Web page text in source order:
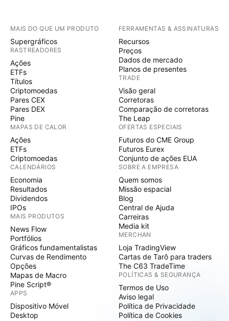
MAIS DO QUE UM PRODUTO
Supergráficos
RASTREADORES
Ações
ETFs
Títulos
Criptomoedas
Pares CEX
Pares DEX
Pine
MAPAS DE CALOR
Ações
ETFs
Criptomoedas
CALENDÁRIOS
Economia
Resultados
Dividendos
IPOs
MAIS PRODUTOS
News Flow
Portfólios
Gráficos fundamentalistas
Curvas de Rendimento
Opções
Mapas de Macro
Pine Script®
APPS
Dispositivo Móvel
Desktop
FERRAMENTAS & ASSINATURAS
Recursos
Preços
Dados de mercado
Planos de presentes
TRADE
Visão geral
Corretoras
Comparação de corretoras
The Leap
OFERTAS ESPECIAIS
Futuros do CME Group
Futuros Eurex
Conjunto de ações EUA
SOBRE A EMPRESA
Quem somos
Missão espacial
Blog
Central de Ajuda
Carreiras
Media kit
MERCHAN
Loja TradingView
Cartas de Tarô para traders
The C63 TradeTime
POLÍTICAS & SEGURANÇA
Termos de Uso
Aviso legal
Política de Privacidade
Política de Cookies